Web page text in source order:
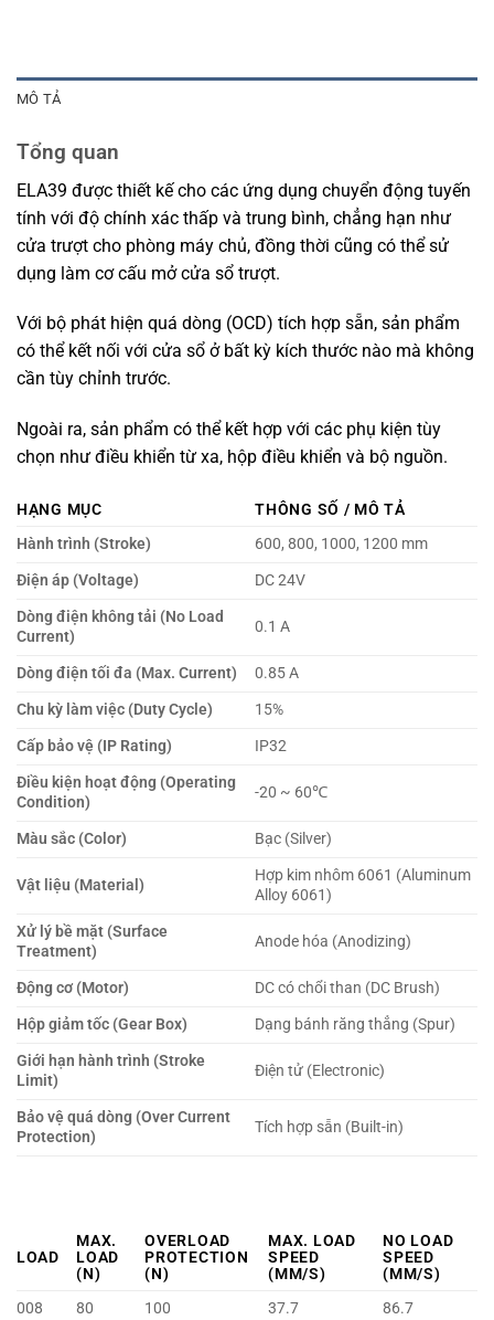
MÔ TẢ
Tổng quan
ELA39 được thiết kế cho các ứng dụng chuyển động tuyến
tính với độ chính xác thấp và trung bình, chẳng hạn như
cửa trượt cho phòng máy chủ, đồng thời cũng có thể sử
dụng làm cơ cấu mở cửa sổ trượt.
Với bộ phát hiện quá dòng (OCD) tích hợp sẵn, sản phẩm
có thể kết nối với cửa sổ ở bất kỳ kích thước nào mà không
cần tùy chỉnh trước.
Ngoài ra, sản phẩm có thể kết hợp với các phụ kiện tùy
chọn như điều khiển từ xa, hộp điều khiển và bộ nguồn.
HẠNG MỤC
THÔNG SỐ / MÔ TẢ
Hành trình (Stroke)
600, 800, 1000, 1200 mm
Điện áp (Voltage)
DC 24V
Dòng điện không tải (No Load
Current)
0.1 A
Dòng điện tối đa (Max. Current)
0.85 A
Chu kỳ làm việc (Duty Cycle)
15%
Cấp bảo vệ (IP Rating)
IP32
Điều kiện hoạt động (Operating
Condition)
-20 ~ 60℃
Màu sắc (Color) Bạc (Silver)
Vật liệu (Material)
Hợp kim nhôm 6061 (Aluminum
Alloy 6061)
Xử lý bề mặt (Surface
Treatment)
Anode hóa (Anodizing)
Động cơ (Motor)
DC có chổi than (DC Brush)
Hộp giảm tốc (Gear Box)
Dạng bánh răng thẳng (Spur)
Giới hạn hành trình (Stroke
Limit)
Điện tử (Electronic)
Bảo vệ quá dòng (Over Current
Protection)
Tích hợp sẵn (Built-in)
LOAD
MAX.
LOAD
(N)
OVERLOAD
PROTECTION
(N)
MAX. LOAD
SPEED
(MM/S)
NO LOAD
SPEED
(MM/S)
008
80 100 37.7 86.7